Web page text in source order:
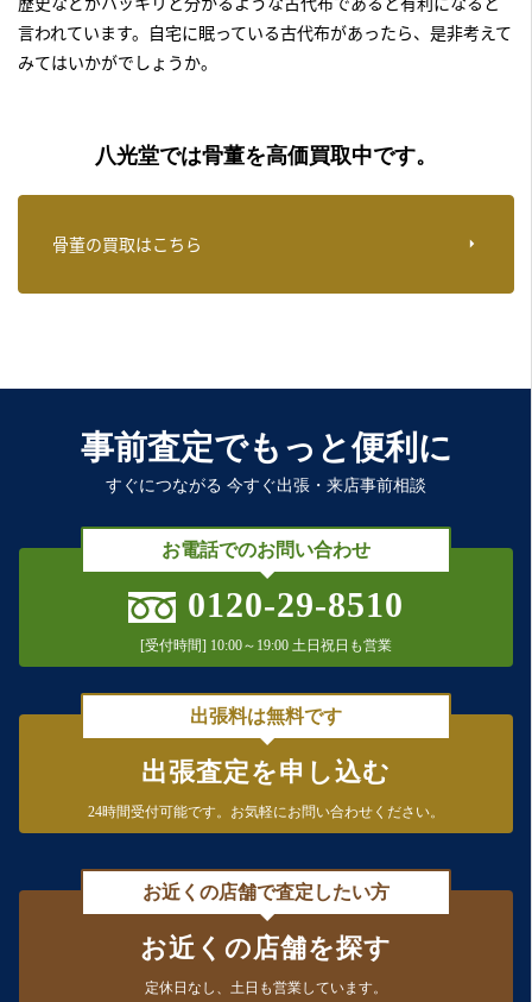
言われています。自宅に眠っている古代布があったら、是非考えて
みてはいかがでしょうか。
八光堂では骨董を高価買取中です。
骨董の買取はこちら
事前査定でもっと便利に
すぐにつながる 今すぐ出張・来店事前相談
お電話でのお問い合わせ
0120-29-8510
[受付時間] 10:00～19:00 土日祝日も営業
出張料は無料です
出張査定を申し込む
24時間受付可能です。 お気軽にお問い合わせください。
お近くの店舗で査定したい方
お近くの店舗を探す
定休日なし、 土日も営業しています。